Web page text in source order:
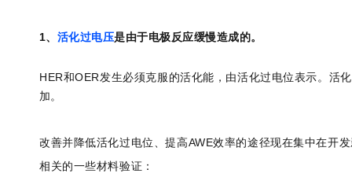
1、 活化过电压是由于电极反应缓慢造成的。
HER和OER发生必须克服的活化能，由活化过电位表示。 活
加。
改善并降低活化过电位、提高AWE效率的途径现在集中在开
相关的一些材料验证：